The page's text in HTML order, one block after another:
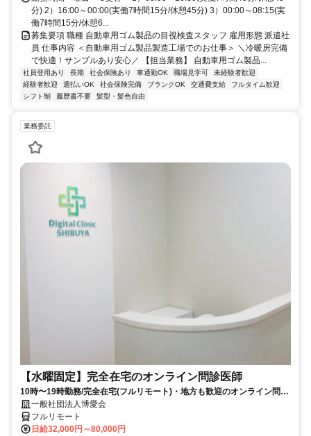
分) 2）16:00～00:00(実働7時間15分/休憩45分) 3）00:00～08:15(実
働7時間15分/休憩6...
募集要項 職種 自動車用ゴム製品の目視検査スタッフ 雇用形態 派遣社
員 仕事内容 ＜自動車用ゴム製品製造工場でのお仕事＞ ＼冷暖房完備
で快適！サンプルあり安心／ 【担当業務】 自動車用ゴム製品...
社員登用あり 長期 社会保険あり 車通勤OK 職場見学可
未経験者歓迎
経験者歓迎
週払いOK 社会保険完備 ブランクOK 交通費支給
フルタイム歓迎
シフト制
履歴書不要 髪型・髪色自由
業務委託
【水曜固定】完全在宅のオンライン問診医師
10時〜19時勤務/完全在宅(フルリモート)・地方も歓迎のオンライン問診
業務一般社団法人博愛会
フルリモート
日給32,000円～80,000円